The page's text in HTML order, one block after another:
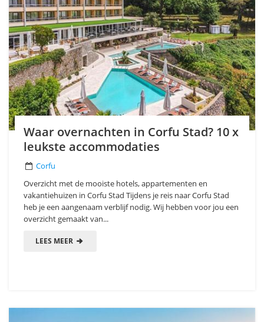
Waar overnachten in Corfu Stad? 10 x
leukste accommodaties
Corfu
Overzicht met de mooiste hotels, appartementen en
vakantiehuizen in Corfu Stad Tijdens je reis naar Corfu Stad
heb je een aangenaam verblijf nodig. Wij hebben voor jou een
overzicht gemaakt van...
LEES MEER